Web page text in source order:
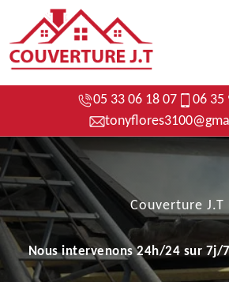
05 33 06 18 07
06 35
Couverture J.T
Nous intervenons 24h/24 sur 7j/